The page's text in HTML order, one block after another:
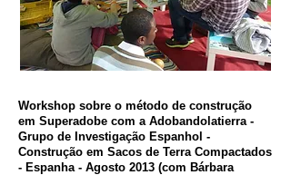
Workshop sobre o método de construção
em Superadobe com a Adobandolatierra -
Grupo de Investigação Espanhol -
Construção em Sacos de Terra Compactados
- Espanha - Agosto 2013 (com Bárbara